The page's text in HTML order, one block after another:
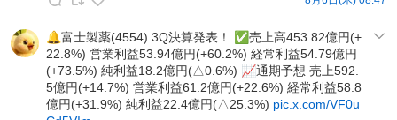
ら
ん
ら
🔔富士製薬(4554) 3Q決算発表！ ✅売上高453.82億円(+
22.8%) 営業利益53.94億円(+60.2%) 経常利益54.79億円
(+73.5%) 純利益18.2億円(△0.6%) 📈通期予想 売上592.
5億円(+14.7%) 営業利益61.2億円(+22.6%) 経常利益58.8
億円(+31.9%) 純利益22.4億円(△25.3%) pic.x.com/VF0u